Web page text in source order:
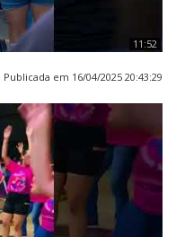
11:52
Publicada em 16/04/2025 20:43:29